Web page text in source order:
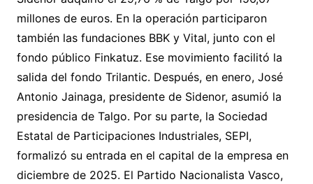
millones de euros. En la operación participaron
también las fundaciones BBK y Vital, junto con el
fondo público Finkatuz. Ese movimiento facilitó la
salida del fondo Trilantic. Después, en enero, José
Antonio Jainaga, presidente de Sidenor, asumió la
presidencia de Talgo. Por su parte, la Sociedad
Estatal de Participaciones Industriales, SEPI,
formalizó su entrada en el capital de la empresa en
diciembre de 2025. El Partido Nacionalista Vasco,